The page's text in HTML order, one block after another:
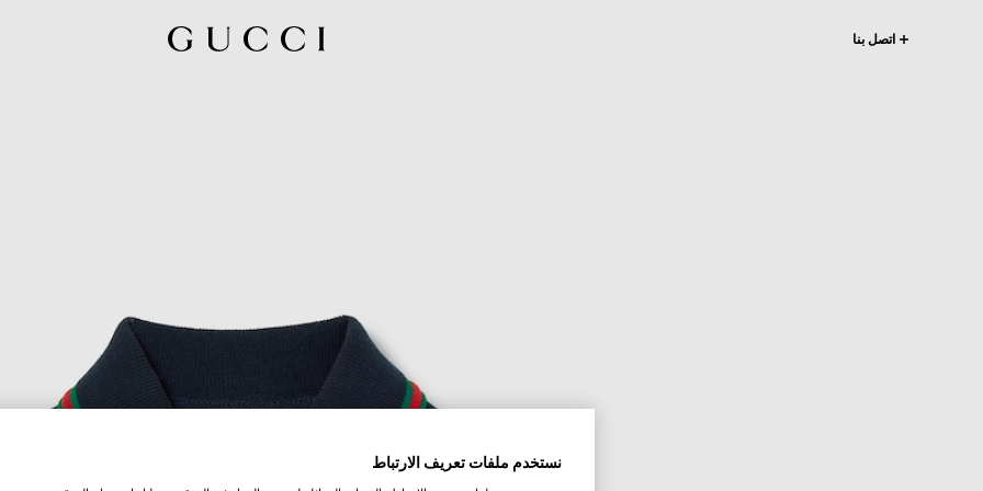
اتصل بنا
نستخدم ملفات تعريف الارتباط